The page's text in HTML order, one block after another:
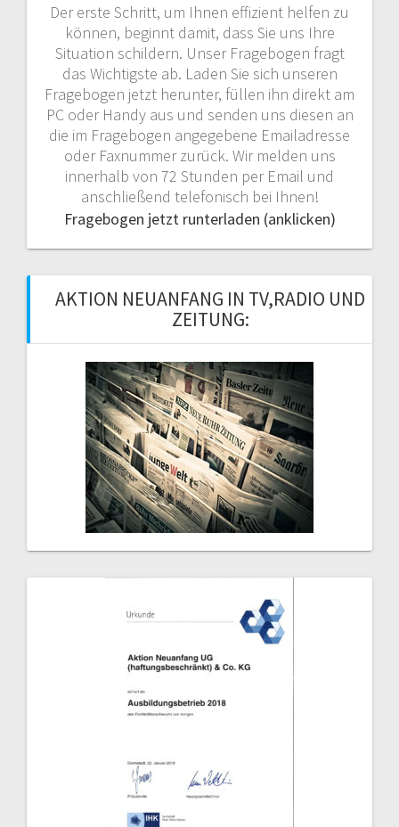
Der erste Schritt, um Ihnen effizient helfen zu
können, beginnt damit, dass Sie uns Ihre
Situation schildern. Unser Fragebogen fragt
das Wichtigste ab. Laden Sie sich unseren
Fragebogen jetzt herunter, füllen ihn direkt am
PC oder Handy aus und senden uns diesen an
die im Fragebogen angegebene Emailadresse
oder Faxnummer zurück. Wir melden uns
innerhalb von 72 Stunden per Email und
anschließend telefonisch bei Ihnen!
Fragebogen jetzt runterladen (anklicken)
AKTION NEUANFANG IN TV,RADIO UND
ZEITUNG: